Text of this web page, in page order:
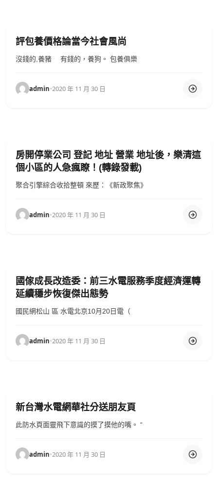
評包養價格論當今社會風尚
沒錢的,養豬 有錢的，養狗。 包養俱樂
admin•2020 年 11 月 30 日
房開停業公司 登記 地址 營業 地址後，樂清這
個小區的人急瘋瞭！(轉錄發載)
聚合引擎綜合收拾整頓 來歷：《新政聚焦》
admin•2020 年 11 月 30 日
國傢成長改造委：前三水電服務季度經濟運轉
延續穩步恢復傑出態勢
國民網松山 區 水電北京10月20日電（
admin•2020 年 11 月 30 日
新台灣水電網華社分送朋友頁
此防水頁面靈飛下意識的摸了摸他的嘴。 “
admin•2020 年 11 月 30 日